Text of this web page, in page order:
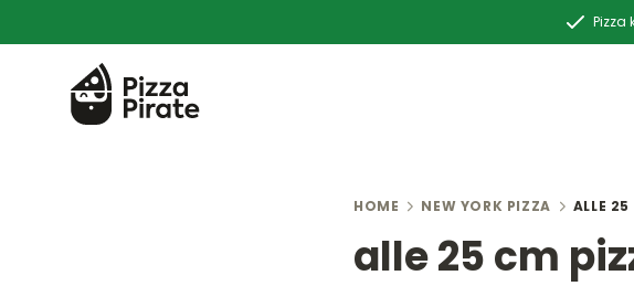
Pizza
HOME NEW YORK PIZZA ALLE
alle 25 cm